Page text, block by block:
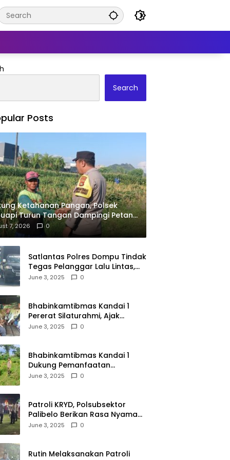
Search
Posts
Ketahanan Pangan, Polsek
Turun Tangan Dampingi Petani
Karang Bongkot
7, 2026 0
Satlantas Polres Dompu Tindak
Tegas Pelanggar Lalu Lintas,
Mobil Bodong, dan Kendaraan
June 3, 2025 0
Bhabinkamtibmas Kandai 1
Pererat Silaturahmi, Ajak
Warga Jaga Keamanan
June 3, 2025 0
Bhabinkamtibmas Kandai 1
Dukung Pemanfaatan
Pekarangan untuk Ketahanan
June 3, 2025 0
Patroli KRYD, Polsubsektor
Palibelo Berikan Rasa Nyaman
Bagi Masyarakat dan
June 3, 2025 0
Rutin Melaksanakan Patroli